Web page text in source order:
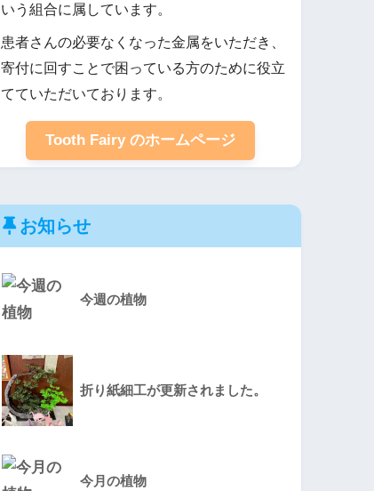
いう組合に属しています。
患者さんの必要なくなった金属をいただき、
寄付に回すことで困っている方のために役立
てていただいております。
Tooth Fairy のホームページ
お知らせ
今週の植物
折り紙細工が更新されました。
今月の植物